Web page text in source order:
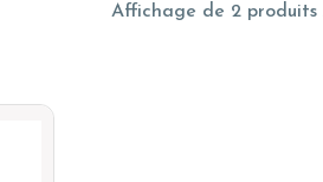
Affichage de 2 produits